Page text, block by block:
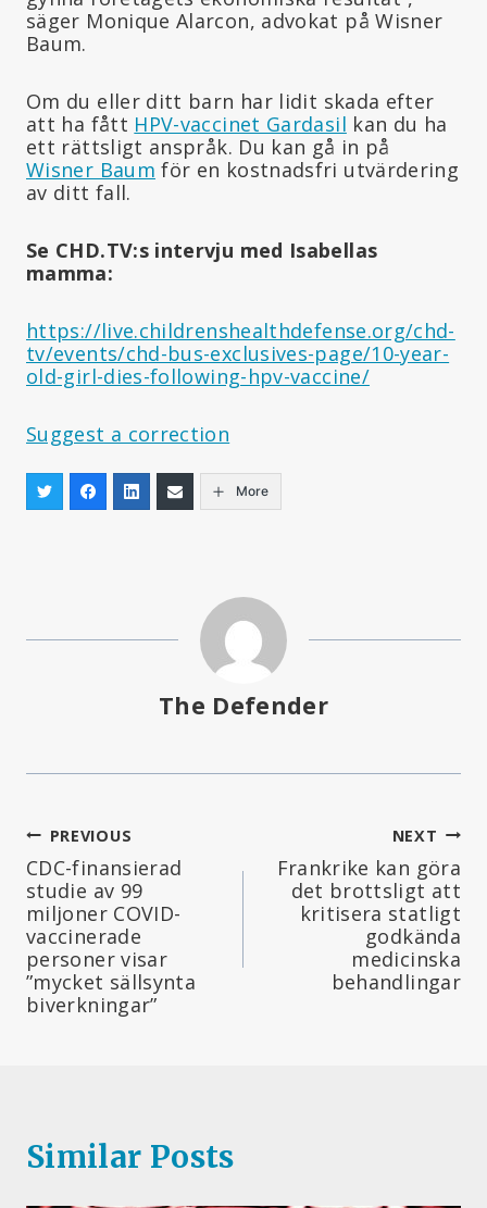
säger Monique Alarcon, advokat på Wisner
Baum.
Om du eller ditt barn har lidit skada efter
att ha fått HPV-vaccinet Gardasil kan du ha
ett rättsligt anspråk. Du kan gå in på
Wisner Baum för en kostnadsfri utvärdering
av ditt fall.
Se CHD.TV:s intervju med Isabellas
mamma:
https://live.childrenshealthdefense.org/chd-
tv/events/chd-bus-exclusives-page/10-year-
old-girl-dies-following-hpv-vaccine/
Suggest a correction
More
The Defender
Inläggsnavigering
PREVIOUS
CDC-finansierad
studie av 99
miljoner COVID-
vaccinerade
personer visar
”mycket sällsynta
biverkningar”
NEXT
Frankrike kan göra
det brottsligt att
kritisera statligt
godkända
medicinska
behandlingar
Similar Posts